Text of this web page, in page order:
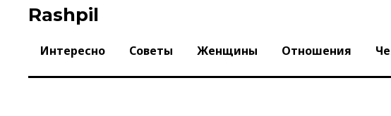
Rashpil
Интересно Советы Женщины Отношения